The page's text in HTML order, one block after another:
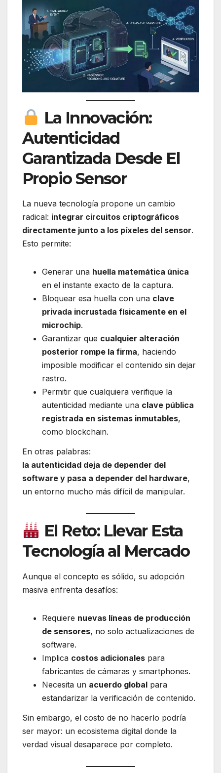
La Innovación:
Autenticidad
Garantizada Desde El
Propio Sensor
La nueva tecnología propone un cambio
radical: integrar circuitos criptográficos
directamente junto a los píxeles del sensor.
Esto permite:
Generar una huella matemática única
en el instante exacto de la captura.
Bloquear esa huella con una clave
privada incrustada físicamente en el
microchip.
Garantizar que cualquier alteración
posterior rompe la firma, haciendo
imposible modificar el contenido sin dejar
rastro.
Permitir que cualquiera verifique la
autenticidad mediante una clave pública
registrada en sistemas inmutables,
como blockchain.
En otras palabras:
la autenticidad deja de depender del
software y pasa a depender del hardware,
un entorno mucho más difícil de manipular.
El Reto: Llevar Esta
Tecnología al Mercado
Aunque el concepto es sólido, su adopción
masiva enfrenta desafíos:
Requiere nuevas líneas de producción
de sensores, no solo actualizaciones de
software.
Implica costos adicionales para
fabricantes de cámaras y smartphones.
Necesita un acuerdo global para
estandarizar la verificación de contenido.
Sin embargo, el costo de no hacerlo podría
ser mayor: un ecosistema digital donde la
verdad visual desaparece por completo.